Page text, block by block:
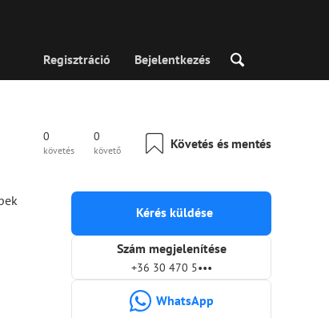
Regisztráció Bejelentkezés
0
követés
0
követő Követés és mentés
Kérés küldése
Szám megjelenítése
+36 30 470 5•••
WhatsApp